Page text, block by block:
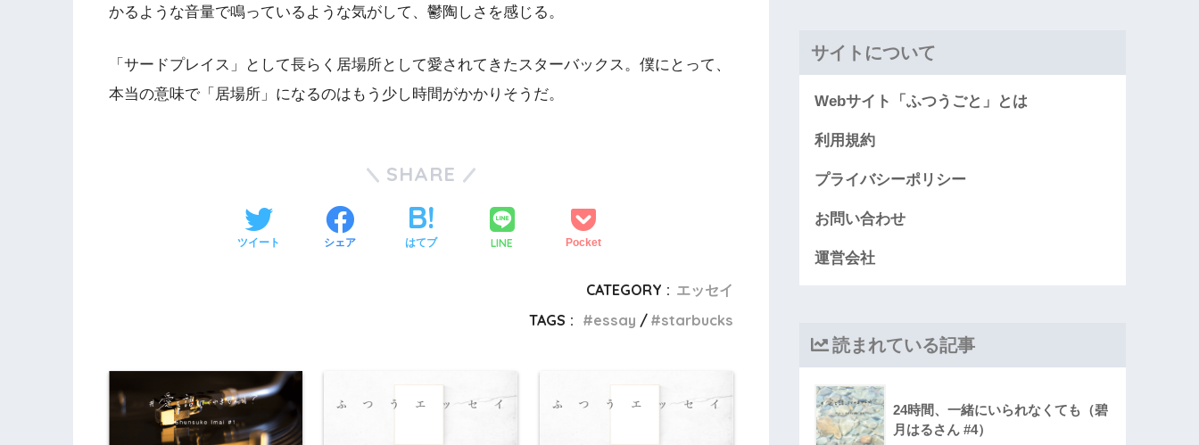
かるような音量で鳴っているような気がして、鬱陶しさを感じる。
「サードプレイス」として長らく居場所として愛されてきたスターバックス。僕にとって、
本当の意味で「居場所」になるのはもう少し時間がかかりそうだ。
SHARE
ツイート シェア はてブ LINE Pocket
CATEGORY : エッセイ
TAGS :
essay starbucks
サイトについて
Webサイト「ふつうごと」とは
利用規約
プライバシーポリシー
お問い合わせ
運営会社
読まれている記事
24時間、一緒にいられなくても（碧
月はるさん #4）